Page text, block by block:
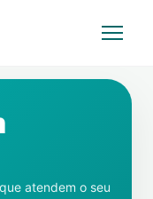
atendem o seu